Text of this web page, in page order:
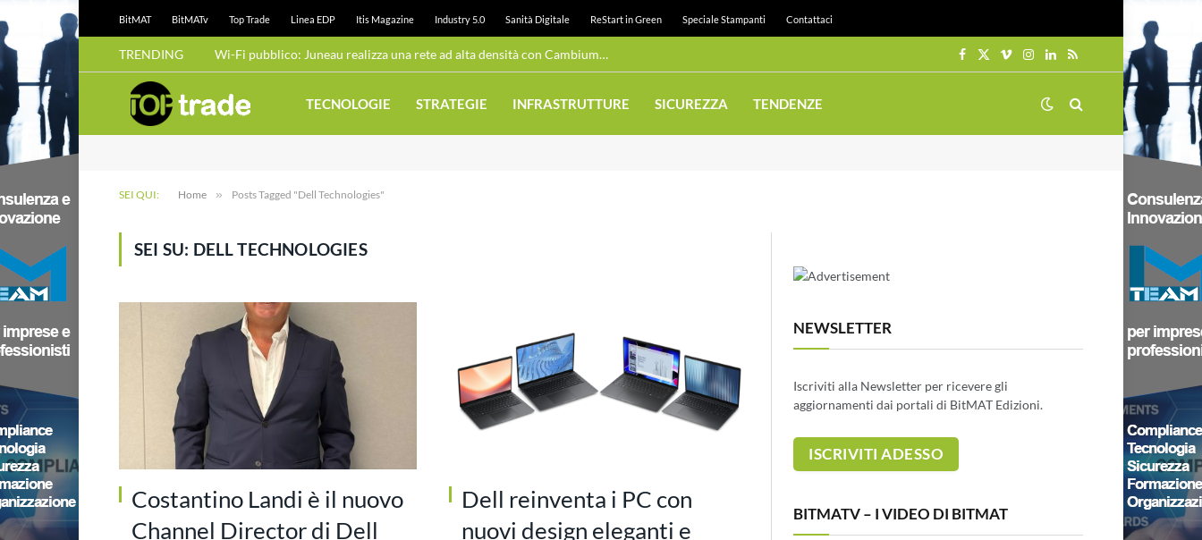
BitMAT BitMATv Top Trade Linea EDP Itis Magazine Industry 5.0 Sanità Digitale ReStart in Green Speciale Stampanti Contattaci
TRENDING Wi-Fi pubblico: Juneau realizza una rete ad alta densità con Cambium Networks
Facebook
X
VimeoInstagram
LinkedIn
RSS
TECNOLOGIE STRATEGIE INFRASTRUTTURE SICUREZZA TENDENZE
SEI QUI: Home » Posts Tagged "Dell Technologies"
SEI SU: DELL TECHNOLOGIES
Costantino Landi è il nuovo
Channel Director di Dell
Dell reinventa i PC con
nuovi design eleganti e
NEWSLETTER
Iscriviti alla Newsletter per ricevere gli
aggiornamenti dai portali di BitMAT Edizioni.
BITMATV – I VIDEO DI BITMAT